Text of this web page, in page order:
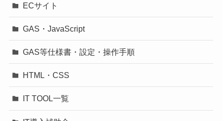
ECサイト
GAS・JavaScript
GAS等仕様書・設定・操作手順
HTML・CSS
IT TOOL一覧